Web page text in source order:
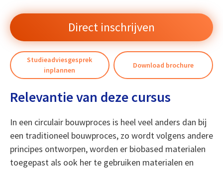
Download brochure
Studieadviesgesprek
inplannen
Direct inschrijven
Relevantie van deze cursus
In een circulair bouwproces is heel veel anders dan bij
een traditioneel bouwproces, zo wordt volgens andere
principes ontworpen, worden er biobased materialen
toegepast als ook her te gebruiken materialen en